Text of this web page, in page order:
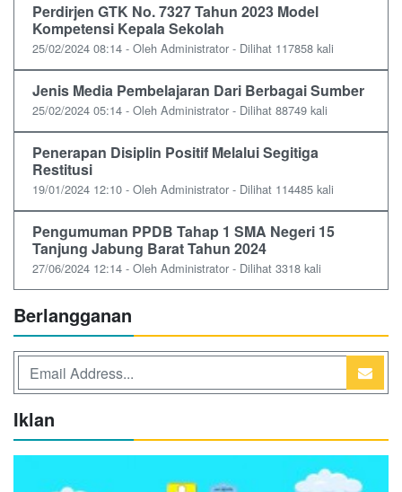
Perdirjen GTK No. 7327 Tahun 2023 Model
Kompetensi Kepala Sekolah
25/02/2024 08:14 - Oleh Administrator - Dilihat 117858 kali
Jenis Media Pembelajaran Dari Berbagai Sumber
25/02/2024 05:14 - Oleh Administrator - Dilihat 88749 kali
Penerapan Disiplin Positif Melalui Segitiga
Restitusi
19/01/2024 12:10 - Oleh Administrator - Dilihat 114485 kali
Pengumuman PPDB Tahap 1 SMA Negeri 15
Tanjung Jabung Barat Tahun 2024
27/06/2024 12:14 - Oleh Administrator - Dilihat 3318 kali
Berlangganan
Iklan